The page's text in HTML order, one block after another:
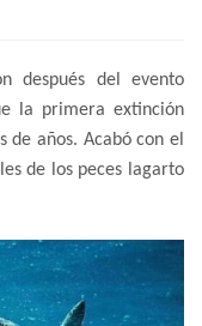
después del evento
la primera extinción
años. Acabó con el
de los peces lagarto